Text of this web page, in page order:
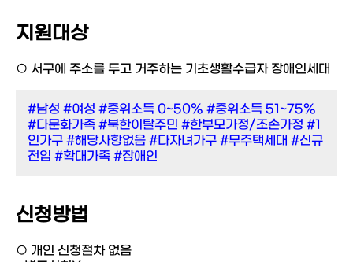
지원대상
○ 서구에 주소를 두고 거주하는 기초생활수급자 장애인세대
#남성 #여성 #중위소득 0~50% #중위소득 51~75%
#다문화가족 #북한이탈주민 #한부모가정/조손가정 #1
인가구 #해당사항없음 #다자녀가구 #무주택세대 #신규
전입 #확대가족 #장애인
신청방법
○ 개인 신청절차 없음